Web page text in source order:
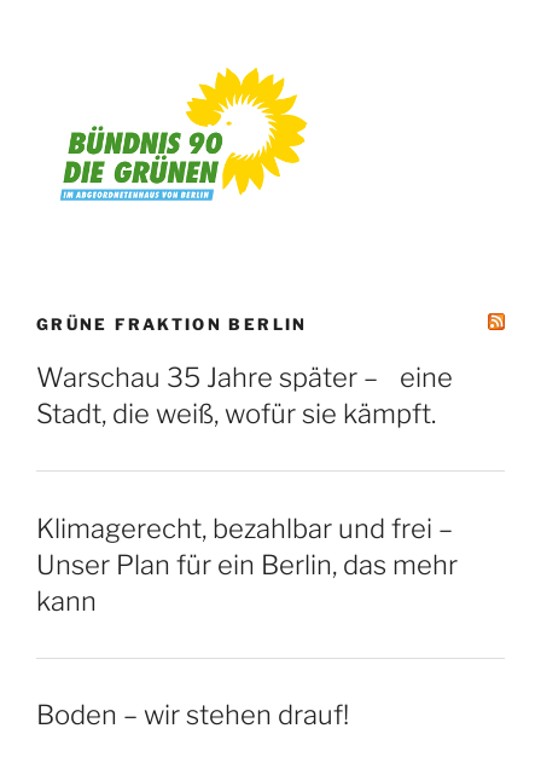
GRÜNE FRAKTION BERLIN
Warschau 35 Jahre später – eine
Stadt, die weiß, wofür sie kämpft.
Klimagerecht, bezahlbar und frei –
Unser Plan für ein Berlin, das mehr
kann
Boden – wir stehen drauf!